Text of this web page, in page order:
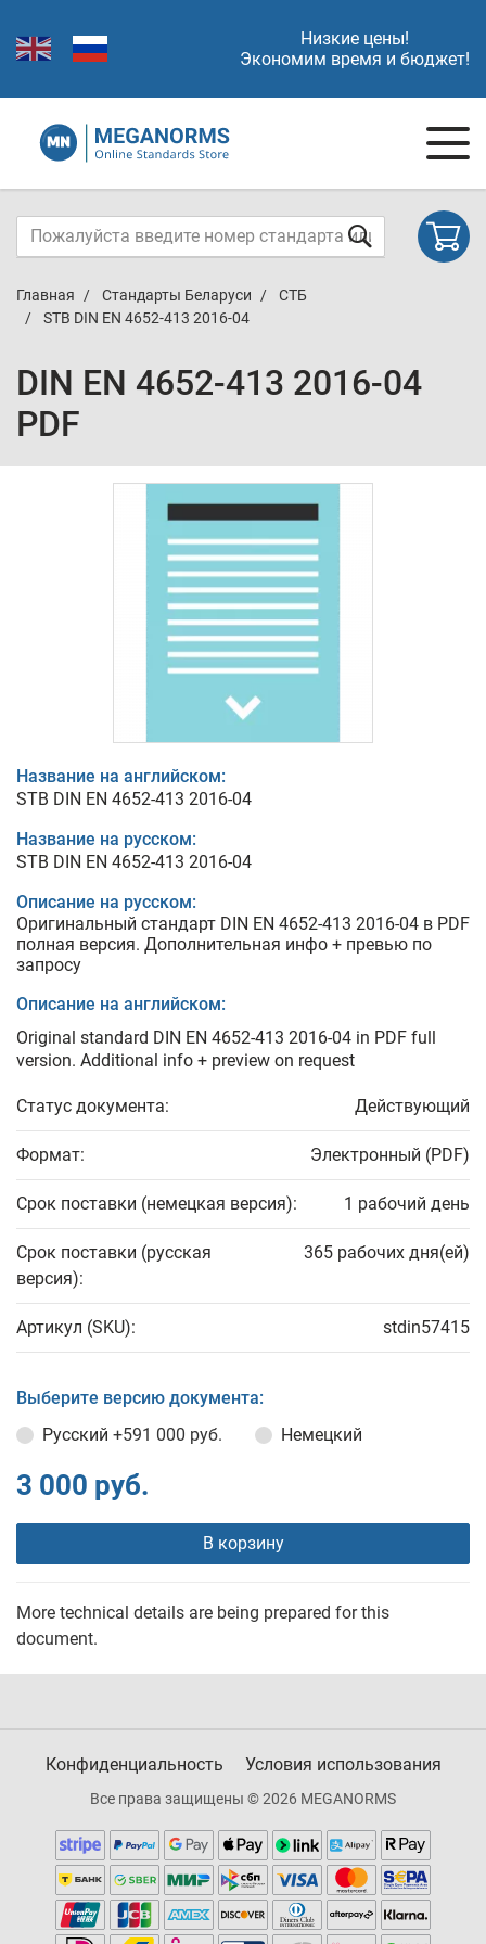
Низкие цены!
Экономим время и бюджет!
Главная Стандарты Беларуси
СТБ
STB DIN EN 4652-413 2016-04
DIN EN 4652-413 2016-04
PDF
Название на английском:
STB DIN EN 4652-413 2016-04
Название на русском:
STB DIN EN 4652-413 2016-04
Описание на русском:
Оригинальный стандарт DIN EN 4652-413 2016-04 в PDF
полная версия. Дополнительная инфо + превью по
запросу
Описание на английском:
Original standard DIN EN 4652-413 2016-04 in PDF full
version. Additional info + preview on request
Статус документа: Действующий
Формат: Электронный (PDF)
Срок поставки (немецкая версия): 1 рабочий день
Срок поставки (русская
версия):
365 рабочих дня(ей)
Артикул (SKU): stdin57415
Выберите версию документа:
Русский +591 000 руб. Немецкий
3 000 руб.
В корзину
More technical details are being prepared for this
document.
Конфиденциальность Условия использования
Все права защищены © 2026 MEGANORMS